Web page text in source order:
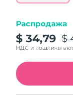
Распродажа
$ 34,79 $
НДС и пошлины